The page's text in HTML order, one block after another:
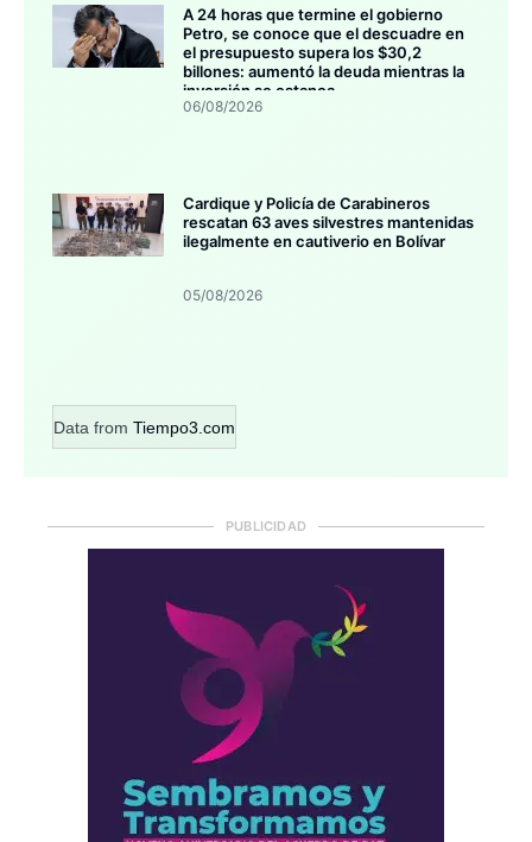
A 24 horas que termine el gobierno
Petro, se conoce que el descuadre en
el presupuesto supera los $30,2
billones: aumentó la deuda mientras la
inversión se estanca
06/08/2026
Cardique y Policía de Carabineros
rescatan 63 aves silvestres mantenidas
ilegalmente en cautiverio en Bolívar
05/08/2026
Data from Tiempo3.com
PUBLICIDAD